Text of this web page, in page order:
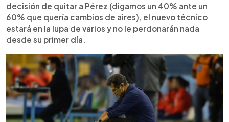
decisión de quitar a Pérez (digamos un 40% ante un
60% que quería cambios de aires), el nuevo técnico
estará en la lupa de varios y no le perdonarán nada
desde su primer día.